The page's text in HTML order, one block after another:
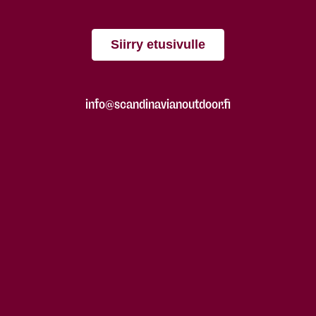
Siirry etusivulle
info@scandinavianoutdoor.fi